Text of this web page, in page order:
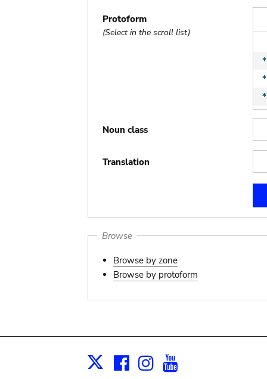
Protoform
(Select in the scroll list)
Noun class
Translation
Browse
Browse by zone
Browse by protoform
X Facebook
Instagram